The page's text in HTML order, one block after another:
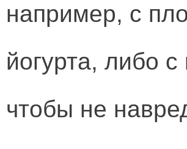
например, с
йогурта, либо
чтобы не